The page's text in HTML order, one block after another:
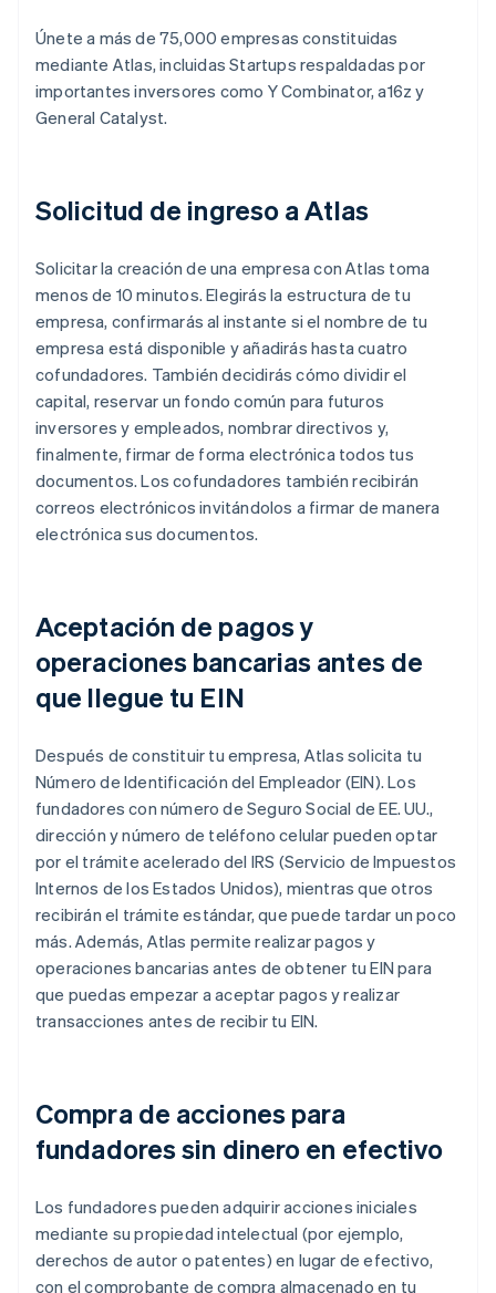
Únete a más de 75,000 empresas constituidas
mediante Atlas, incluidas Startups respaldadas por
importantes inversores como Y Combinator, a16z y
General Catalyst.
Solicitud de ingreso a Atlas
Solicitar la creación de una empresa con Atlas toma
menos de 10 minutos. Elegirás la estructura de tu
empresa, confirmarás al instante si el nombre de tu
empresa está disponible y añadirás hasta cuatro
cofundadores. También decidirás cómo dividir el
capital, reservar un fondo común para futuros
inversores y empleados, nombrar directivos y,
finalmente, firmar de forma electrónica todos tus
documentos. Los cofundadores también recibirán
correos electrónicos invitándolos a firmar de manera
electrónica sus documentos.
Aceptación de pagos y
operaciones bancarias antes de
que llegue tu EIN
Después de constituir tu empresa, Atlas solicita tu
Número de Identificación del Empleador (EIN). Los
fundadores con número de Seguro Social de EE. UU.,
dirección y número de teléfono celular pueden optar
por el trámite acelerado del IRS (Servicio de Impuestos
Internos de los Estados Unidos), mientras que otros
recibirán el trámite estándar, que puede tardar un poco
más. Además, Atlas permite realizar pagos y
operaciones bancarias antes de obtener tu EIN para
que puedas empezar a aceptar pagos y realizar
transacciones antes de recibir tu EIN.
Compra de acciones para
fundadores sin dinero en efectivo
Los fundadores pueden adquirir acciones iniciales
mediante su propiedad intelectual (por ejemplo,
derechos de autor o patentes) en lugar de efectivo,
con el comprobante de compra almacenado en tu